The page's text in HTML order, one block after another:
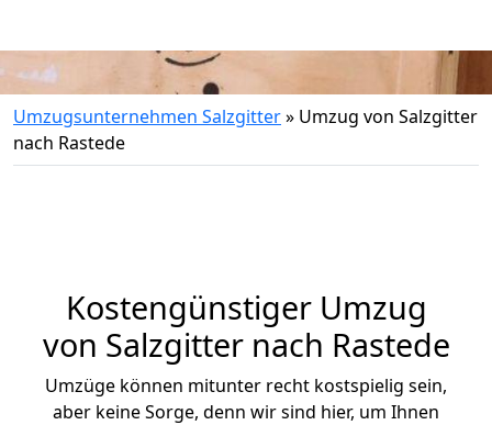
Umzugsunternehmen Salzgitter» Umzug von Salzgitter
nach Rastede
Kostengünstiger Umzug
von Salzgitter nach Rastede
Umzüge können mitunter recht kostspielig sein,
aber keine Sorge, denn wir sind hier, um Ihnen